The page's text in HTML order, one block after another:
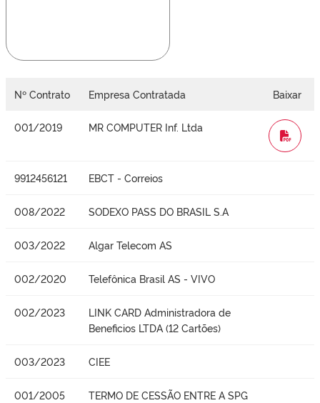
Nº Contrato Empresa Contratada Baixar
001/2019 MR COMPUTER Inf. Ltda
WORD
9912456121 EBCT - Correios
008/2022 SODEXO PASS DO BRASIL S.A
003/2022 Algar Telecom AS
002/2020 Telefônica Brasil AS - VIVO
002/2023
LINK CARD Administradora de
Beneficios LTDA (12 Cartões)
003/2023 CIEE
001/2005
TERMO DE CESSÃO ENTRE A SPG